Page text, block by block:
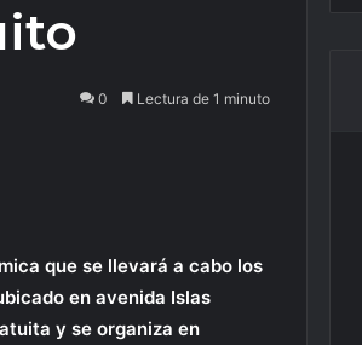
0 Lectura de 1 minuto
que se llevará a cabo los
en avenida Islas
y se organiza en